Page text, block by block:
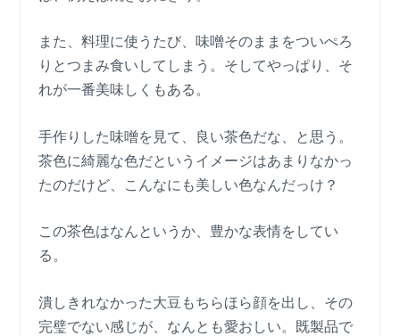
また、料理に使うたび、味噌そのままをついぺろ
りとつまみ食いしてしまう。そしてやっぱり、そ
れが一番美味しくもある。
手作りした味噌を見て、良い茶色だな、と思う。
茶色に綺麗な色だというイメージはあまりなかっ
たのだけど、こんなにも美しい色なんだっけ？
この茶色はなんというか、豊かな表情をしてい
る。
潰しきれなかった大豆もちらほら顔を出し、その
完璧でない感じが、なんとも愛おしい。既製品で